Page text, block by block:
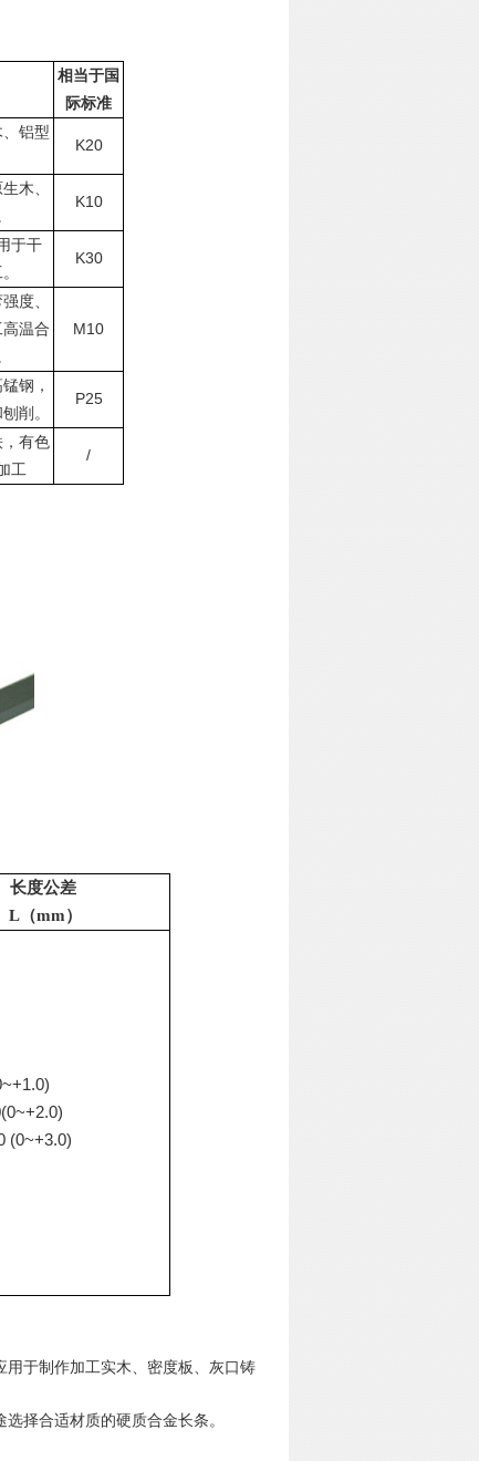
相当于国
际标准
铝型
K20
木、
K10
于干
K30
度、
温合
M10
钢，
削。
P25
，有色
工
/
长度公差
L （mm）
(0~+3.0)
于制作加工实木、密度板、灰口铸
择合适材质的硬质合金长条。